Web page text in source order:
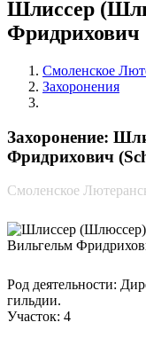
Шлиссер
Фридрихович
Смоленское
Захоронения
Захоронение:
Фридрихович
Смоленское
Род деятельности:
гильдии.
Участок: 4